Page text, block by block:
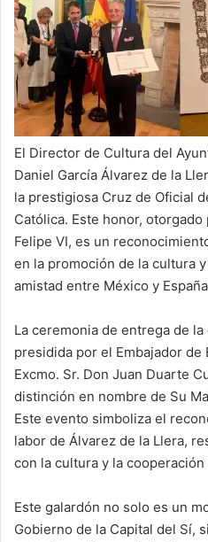
El Director de Cultura del
Daniel García Álvarez de la
la prestigiosa Cruz de Oficial
Católica. Este honor, otorgado
Felipe VI, es un
en la promoción de la cultura
amistad entre México y
La ceremonia de entrega de
presidida por el Embajador de
Excmo. Sr. Don Juan Duarte
distinción en nombre de Su
Este evento simboliza el
labor de Álvarez de la Llera,
con la cultura y la
Este galardón no solo es un
Gobierno de la Capital del Sí,